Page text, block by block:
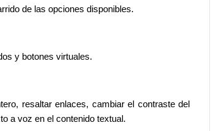
de las opciones disponibles.
y botones virtuales.
resaltar enlaces, cambiar el contraste del
a voz en el contenido textual.